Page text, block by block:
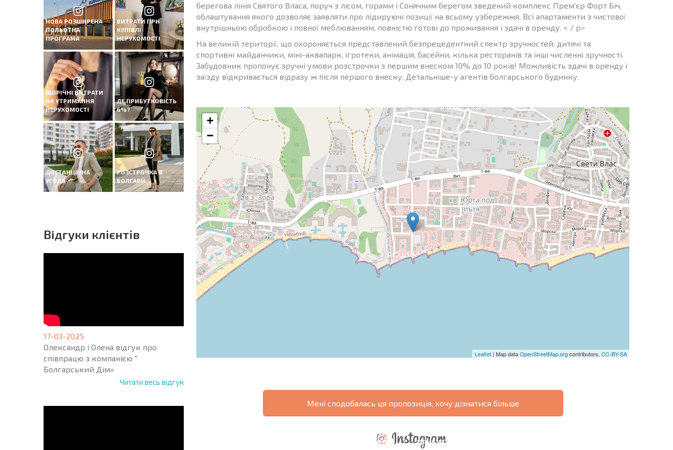
НОВА РОЗШИРЕНА
ПОЛЬОТНА
ПРОГРАМА
ВИТРАТИ ПРИ
КУПІВЛІ
НЕРУХОМОСТІ
ЩОРІЧНІ ВИТРАТИ
НА УТРИМАННЯ
НЕРУХОМОСТІ
ДЕ ПРИБУТКОВІСТЬ
6%?
ДИСТАНЦІЙНА
УГОДА
РОЗСТРОЧКА В
БОЛГАРІЇ
Вiдгуки клієнтів
17-03-2025
Олександр і Олена відгук про
співпрацю з компанією "
Болгарський Дім»
Читати весь відгук
берегова лінія Святого Власа, поруч з лісом, горами і Сонячним берегом зведений комплекс Прем'єр Форт Біч,
облаштування якого дозволяє заявляти про лідируючі позиції на всьому узбережжя. Всі апартаменти з чистової
внутрішньою обробкою і повної меблюванням, повністю готові до проживання і здачі в оренду. < / p>
На великій території, що охороняється представлений безпрецедентний спектр зручностей: дитячі та
спортивні майданчики, міні-аквапарк, ігротеки, анімація, басейни, кілька ресторанів та інші численні зручності.
Забудовник пропонує зручні умови розстрочки з першим внеском 10% до 10 років! Можливість здачі в оренду і
заїзду відкривається відразу ж після першого внеску. Детальніше-у агентів болгарського будинку.
+
−
Leaflet | Map dataOpenStreetMap.orgcontributors, CC-BY-SA
Мені сподобалась ця пропозиція, хочу дізнатися більше
ВИТРАТИ НА
УТРИМАННЯ
ПРИБУТКОВІСТЬ